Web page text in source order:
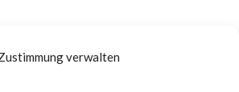
verwalten